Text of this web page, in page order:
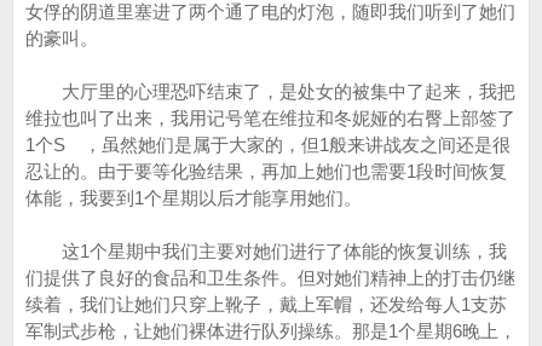
女俘的阴道里塞进了两个通了电的灯泡，随即我们听到了她们
的豪叫。
大厅里的心理恐吓结束了，是处女的被集中了起来，我把
维拉也叫了出来，我用记号笔在维拉和冬妮娅的右臀上部签了
1个S ，虽然她们是属于大家的，但1般来讲战友之间还是很
忍让的。由于要等化验结果，再加上她们也需要1段时间恢复
体能，我要到1个星期以后才能享用她们。
这1个星期中我们主要对她们进行了体能的恢复训练，我
们提供了良好的食品和卫生条件。但对她们精神上的打击仍继
续着，我们让她们只穿上靴子，戴上军帽，还发给每人1支苏
军制式步枪，让她们裸体进行队列操练。那是1个星期6晚上，